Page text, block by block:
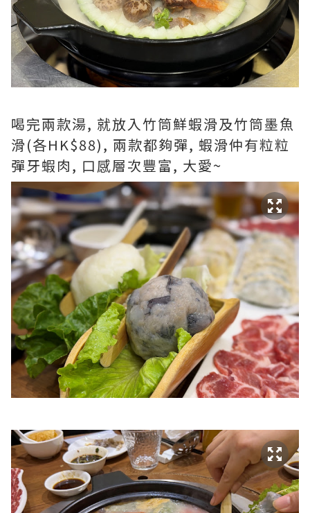
喝完兩款湯, 就放入竹筒鮮蝦滑及竹筒墨魚
滑(各HK$88), 兩款都夠彈, 蝦滑仲有粒粒
彈牙蝦肉, 口感層次豐富, 大愛~